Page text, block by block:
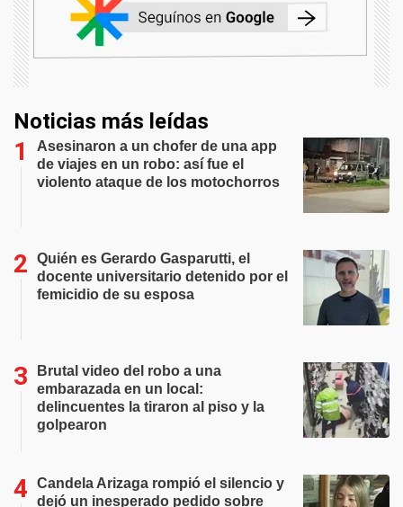
Noticias más leídas
Asesinaron a un chofer de una app
de viajes en un robo: así fue el
violento ataque de los motochorros
Quién es Gerardo Gasparutti, el
docente universitario detenido por el
femicidio de su esposa
Brutal video del robo a una
embarazada en un local:
delincuentes la tiraron al piso y la
golpearon
Candela Arizaga rompió el silencio y
dejó un inesperado pedido sobre